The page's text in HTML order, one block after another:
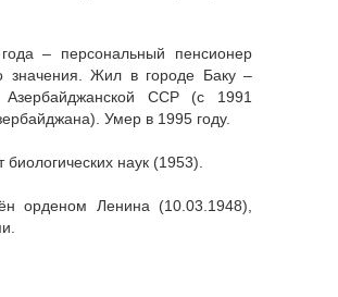
– персональный пенсионер
значения. Жил в городе Баку –
Азербайджанской ССР (с 1991
Умер в 1995 году.
биологических наук (1953).
орденом Ленина (10.03.1948),